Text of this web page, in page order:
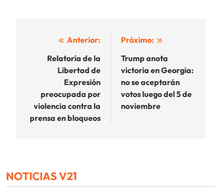
Navegación
entradas
Anterior:
Relatoría de la
Libertad de
Expresión
preocupada por
violencia contra la
prensa en bloqueos
Próximo:
Trump anota
victoria en Georgia:
no se aceptarán
votos luego del 5 de
noviembre
NOTICIAS V21